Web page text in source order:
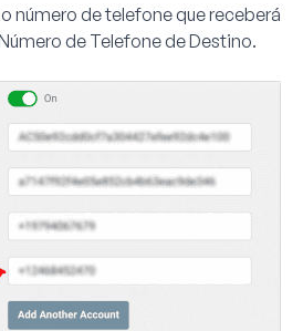
número de telefone que receberá
de Telefone de Destino.